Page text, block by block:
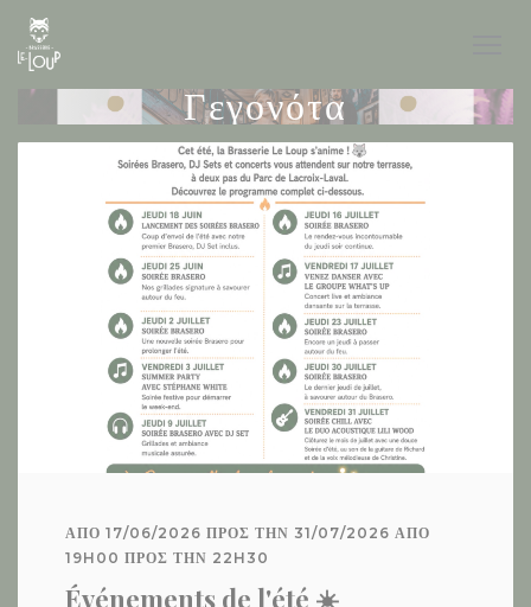
Πίνακας διαχείρισης "Μπισκότων" (Cookies)
Γεγονότα
ΑΠΌ 17/06/2026 ΠΡΟΣ ΤΗΝ 31/07/2026 ΑΠΌ
19H00 ΠΡΟΣ ΤΗΝ 22H30
Événements de l'été ☀️